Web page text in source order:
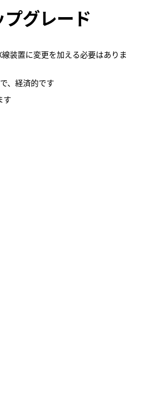
グレード
装置に変更を加える必要はありま
、経済的です
す